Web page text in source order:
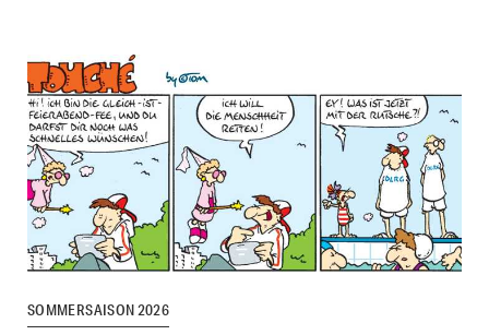
SOMMERSAISON 2026